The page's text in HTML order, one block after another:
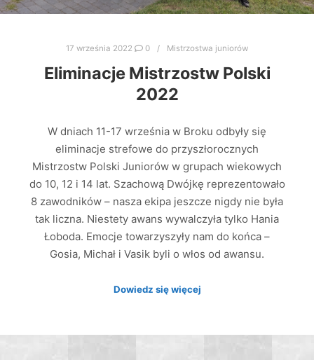
17 września 2022 0 Mistrzostwa juniorów
Eliminacje Mistrzostw Polski
2022
W dniach 11-17 września w Broku odbyły się
eliminacje strefowe do przyszłorocznych
Mistrzostw Polski Juniorów w grupach wiekowych
do 10, 12 i 14 lat. Szachową Dwójkę reprezentowało
8 zawodników – nasza ekipa jeszcze nigdy nie była
tak liczna. Niestety awans wywalczyła tylko Hania
Łoboda. Emocje towarzyszyły nam do końca –
Gosia, Michał i Vasik byli o włos od awansu.
Dowiedz się więcej